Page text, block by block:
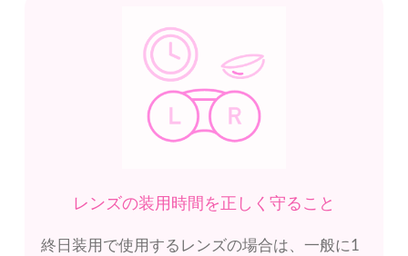
レンズの装用時間を正しく守ること
終日装用で使用するレンズの場合は、一般に1